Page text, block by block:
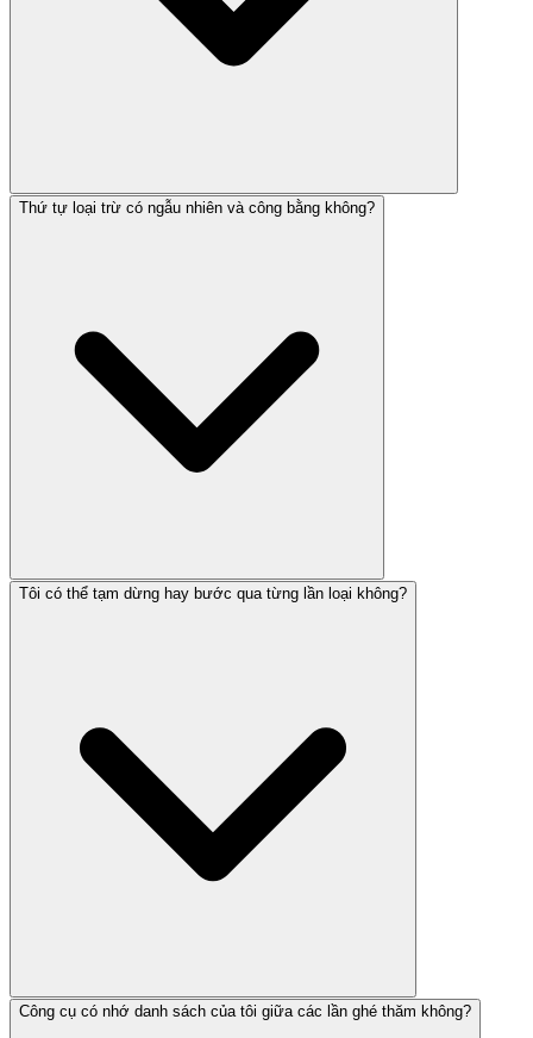
Thứ tự loại trừ có ngẫu nhiên và công bằng không?
Tôi có thể tạm dừng hay bước qua từng lần loại không?
Công cụ có nhớ danh sách của tôi giữa các lần ghé thăm không?